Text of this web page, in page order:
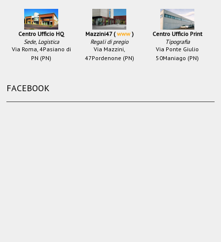
Centro Ufficio HQ
Sede, Logistica
Via Roma, 4Pasiano di
PN (PN)
Mazzini47 (www)
Regali di pregio
Via Mazzini,
47Pordenone (PN)
Centro Ufficio Print
Tipografia
Via Ponte Giulio
50Maniago (PN)
FACEBOOK